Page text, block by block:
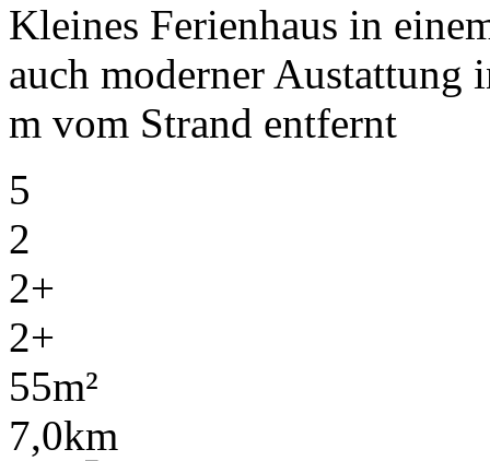
Kleines Ferienhaus in
auch moderner Austattung
m vom Strand entfernt
5
2
2+
2+
55m²
7,0km